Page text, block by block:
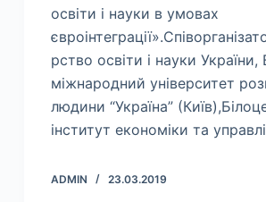
освіти і науки в умовах
рство освіти і науки України,
міжнародний університет
людини “Україна”
інститут економіки та
ADMIN 23.03.2019